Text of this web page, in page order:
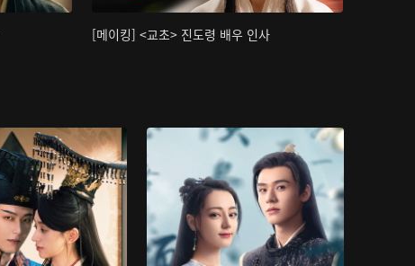
[메이킹] <교초> 진도령 배우 인사